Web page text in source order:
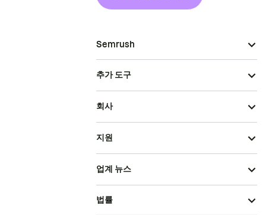
Semrush
추가 도구
회사
지원
업계 뉴스
법률